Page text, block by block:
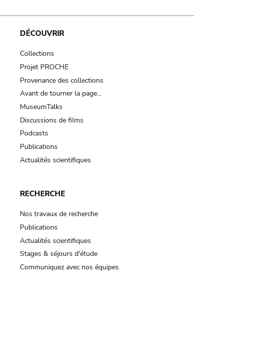
DÉCOUVRIR
Collections
Projet PROCHE
Provenance des collections
Avant de tourner la page…
MuseumTalks
Discussions de films
Podcasts
Publications
Actualités scientifiques
RECHERCHE
Nos travaux de recherche
Publications
Actualités scientifiques
Stages & séjours d'étude
Communiquez avec nos équipes